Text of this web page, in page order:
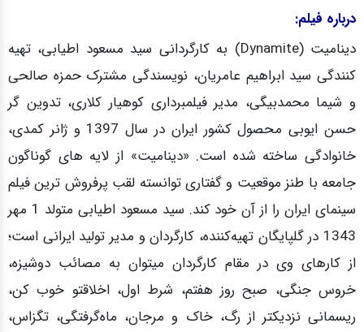
درباره فیلم:
دینامیت (Dynamite) به کارگردانی
سید مسعود اطیابی، تهیه
کنندگی سید ابراهیم عامریان، نویسندگی مشترک حمزه صالحی
و شیما محمدبیگی، مدیر فیلمبرداری کوهیار کلاری، تدوین گر
حسن ایوبی محصول
کشور ایران در سال 1397 و ژانر کمدی،
خانوادگی ساخته شده است. «دینامیت» از لایه های گوناگون
جامعه با طنز موقعیت و گفتاری توانسته لقب پرفروش ترین فیلم
سینمای ایران را از آن خود کند. سید مسعود اطیابی متولد 1 مهر
1343 در گلپایگان تهیه‌کننده، کارگردان و مدیر تولید ایرانی است؛
از کارهای وی در مقام کارگردان میتوان به مصائب دوشیزه،
خروس جنگی، صبح روز هفتم، شرط اول، اخلاقتو خوب کن،
ریسمانی نزدیکتر از رگ، خاک و مرجان، ماه‌گرفتگی، تگزاس،